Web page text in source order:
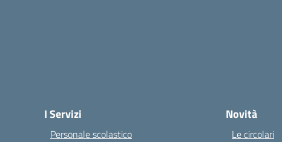
I Servizi
Personale scolastico
Novità
Le circolari